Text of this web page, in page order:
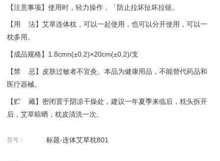
【注意事项】使用时，轻力操作，「防止拉坏扯坏拉链。
【用 法】艾草连体枕，可以一起使用，也可以分开使用，可以一
枕多用。
【成品规格】1.8cmn(±0.2)×20cm(±0.2)/支
【禁 忌】皮肤过敏者不宜灸。本品为健康用品，不能替代药品和
医疗器械。
【贮 藏】密闭置于阴凉干燥处，建议一年夏季来临后，枕头拆开
后，艾草晾晒，枕皮清洗一次。
货号： 标题-连体艾草枕801